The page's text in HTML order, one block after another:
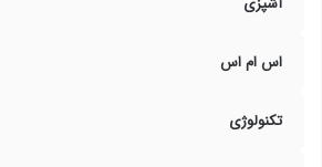
اس ام اس
تکنولوژی